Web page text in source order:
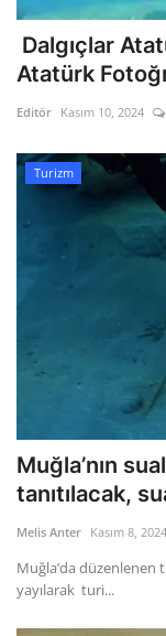
Dalgıçlar
Atatürk
Editör Kasım 10, 2024
Turizm
Muğla’nın
tanıtılacak,
Melis Anter Kasım 8, 2024
Muğla’da düzenlenen
yayılarak turi...